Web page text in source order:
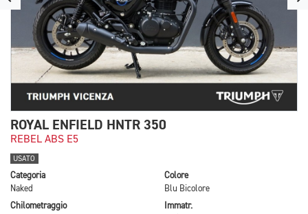
ROYAL ENFIELD HNTR 350
REBEL ABS E5
USATO
Categoria
Naked
Colore
Blu Bicolore
Chilometraggio
Immatr.